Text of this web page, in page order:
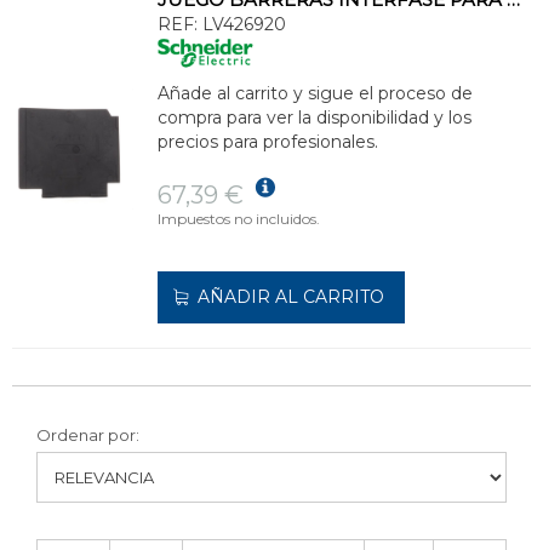
REF: LV426920
Añade al carrito y sigue el proceso de
compra para ver la disponibilidad y los
precios para profesionales.
67,39 €
Impuestos no incluidos.
AÑADIR AL CARRITO
Ordenar por: